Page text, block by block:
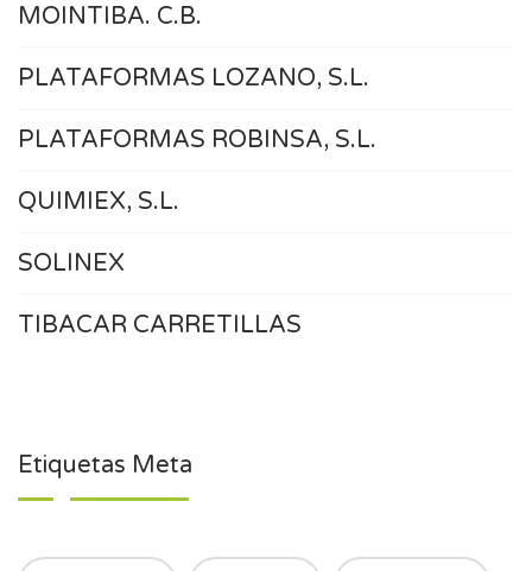
MOINTIBA. C.B.
PLATAFORMAS LOZANO, S.L.
PLATAFORMAS ROBINSA, S.L.
QUIMIEX, S.L.
SOLINEX
TIBACAR CARRETILLAS
Etiquetas Meta